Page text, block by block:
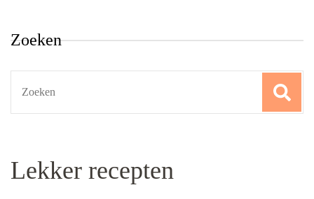
Zoeken
Lekker recepten